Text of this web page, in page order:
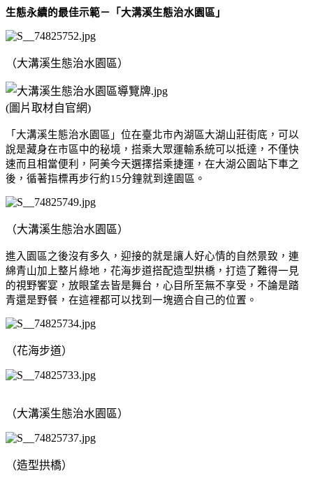
生態永續的最佳示範－「大溝溪生態治水園區」
（大溝溪生態治水園區）
(圖片取材自官網)
「大溝溪生態治水園區」位在臺北市內湖區大湖山莊街底，可以
說是藏身在市區中的秘境，搭乘大眾運輸系統可以抵達，不僅快
速而且相當便利，阿美今天選擇搭乘捷運，在大湖公園站下車之
後，循著指標再步行約15分鐘就到達園區。
（大溝溪生態治水園區）
進入園區之後沒有多久，迎接的就是讓人好心情的自然景致，連
綿青山加上整片綠地，花海步道搭配造型拱橋，打造了難得一見
的視野饗宴，放眼望去皆是舞台，心目所至無不享受，不論是踏
青還是野餐，在這裡都可以找到一塊適合自己的位置。
（花海步道）
（大溝溪生態治水園區）
（造型拱橋）